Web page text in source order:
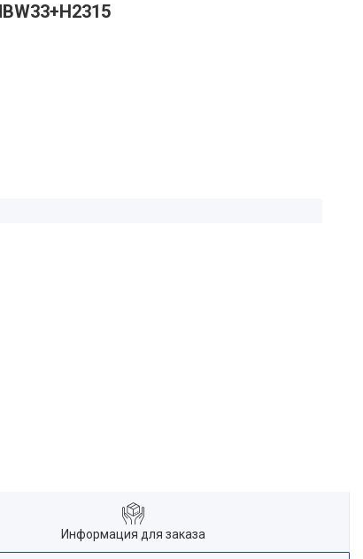
Информация для заказа